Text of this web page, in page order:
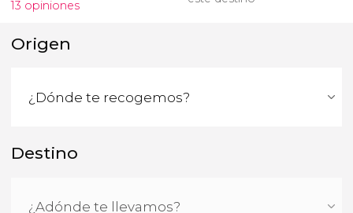
13 opiniones
Origen
Destino